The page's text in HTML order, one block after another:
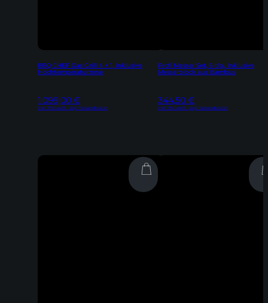
BBQ CHEF Gas Grill 4 + 1, inklusive
Hochtemperaturzone
1.099,00 €
Inkl. 19% MwSt | zzgl. Versandkosten
Profi Messer Set, 6-tlg., inklusive
Messerblock aus Bambus
344,50 €
Inkl. 19% MwSt | zzgl. Versandkosten